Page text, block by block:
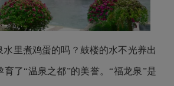
水里煮鸡蛋的吗？鼓楼的水不光养出
了“温泉之都”的美誉。“福龙泉”是